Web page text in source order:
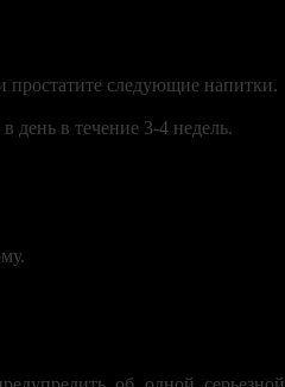
простатите следующие напитки.
день в течение 3-4 недель.